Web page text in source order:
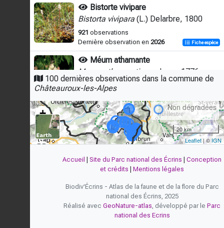
Bistorte vivipare
Bistorta vivipara (L.) Delarbre, 1800
921 observations
Dernière observation en 2026 Fiche espèce
Méum athamante
Meum athamanticum
Jacq., 1776
833observations
Dernière observation en
Laîche des montagnes
Carex montanaL., 1753
710observations
Plantain de la serpentine
(All.) Arcang., 1882
observations
Dernière observation en2024
100 dernières observations dans la commune de
Châteauroux-les-Alpes
+
Non dégradées
20 km
Leaflet | © IGN
Accueil Site du Parc national des Écrins
Conception
et crédits
Mentions légales
Biodiv'Écrins - Atlas de la faune et de la flore du Parc
national des Écrins, 2025
Réalisé avec GeoNature-atlas, développé par le Parc
national des Ecrins